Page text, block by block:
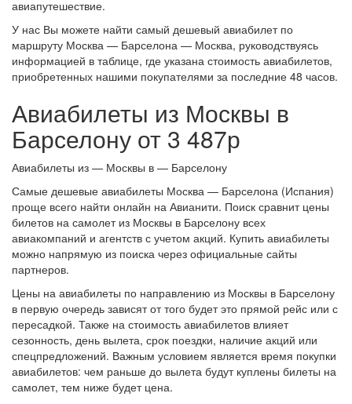
авиапутешествие.
У нас Вы можете найти самый дешевый авиабилет по
маршруту Москва — Барселона — Москва, руководствуясь
информацией в таблице, где указана стоимость авиабилетов,
приобретенных нашими покупателями за последние 48 часов.
Авиабилеты из Москвы в
Барселону от 3 487р
Авиабилеты из — Москвы в — Барселону
Самые дешевые авиабилеты Москва — Барселона (Испания)
проще всего найти онлайн на Авианити. Поиск сравнит цены
билетов на самолет из Москвы в Барселону всех
авиакомпаний и агентств с учетом акций. Купить авиабилеты
можно напрямую из поиска через официальные сайты
партнеров.
Цены на авиабилеты по направлению из Москвы в Барселону
в первую очередь зависят от того будет это прямой рейс или с
пересадкой. Также на стоимость авиабилетов влияет
сезонность, день вылета, срок поездки, наличие акций или
спецпредложений. Важным условием является время покупки
авиабилетов: чем раньше до вылета будут куплены билеты на
самолет, тем ниже будет цена.